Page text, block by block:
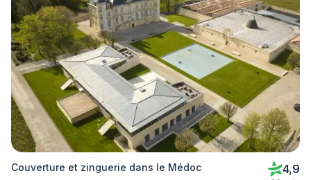
Couverture et zinguerie dans le Médoc 4,9